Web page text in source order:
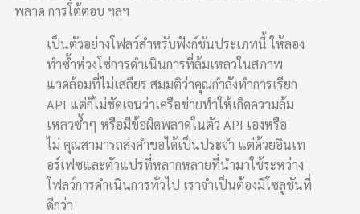
พลาด การโต้ตอบ ฯลฯ
เป็นตัวอย่างโฟลว์สำหรับฟังก์ชันประเภทนี้ ให้ลอง
ทำซ้ำห่วงโซ่การดำเนินการที่ล้มเหลวในสภาพ
แวดล้อมที่ไม่เสถียร สมมติว่าคุณกำลังทำการเรียก
API แต่ก็ไม่ชัดเจนว่าเครือข่ายทำให้เกิดความล้ม
เหลวซ้ำๆ หรือมีข้อผิดพลาดในตัว API เองหรือ
ไม่ คุณสามารถส่งคำขอได้เป็นประจำ แต่ด้วยอินเท
อร์เฟซและตัวแปรที่หลากหลายที่นำมาใช้ระหว่าง
โฟลว์การดำเนินการทั่วไป เราจำเป็นต้องมีโซลูชันที่
ดีกว่า